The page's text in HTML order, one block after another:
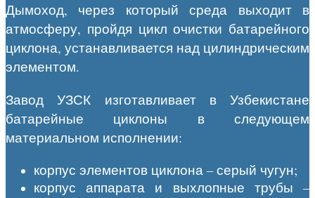
Дымоход, через который среда выходит в
атмосферу, пройдя цикл очистки батарейного
циклона, устанавливается над цилиндрическим
элементом.
Завод УЗСК изготавливает в Узбекистане
батарейные циклоны в следующем
материальном исполнении:
корпус элементов циклона – серый чугун;
корпус аппарата и выхлопные трубы –